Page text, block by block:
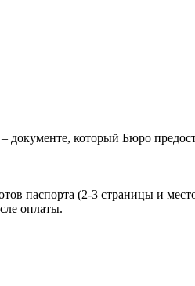
который Бюро
паспорта (2-3 страницы и
оплаты.